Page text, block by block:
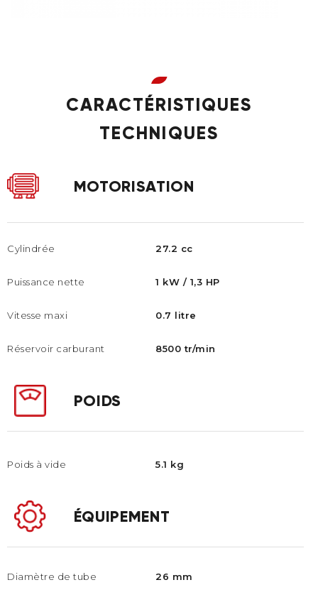
CARACTÉRISTIQUES
TECHNIQUES
MOTORISATION
Cylindrée
Puissance nette
Vitesse maxi
Réservoir carburant
27.2 cc
1 kW / 1,3 HP
0.7 litre
8500 tr/min
POIDS
Poids à vide 5.1 kg
ÉQUIPEMENT
Diamètre de tube 26 mm